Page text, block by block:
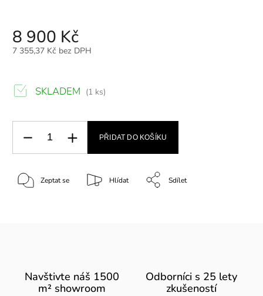
8 900 Kč
7 355,37 Kč bez DPH
SKLADEM (1 ks)
PŘIDAT DO KOŠÍKU
Zeptat se Hlídat Sdílet
Navštivte náš 1500
m² showroom
Odborníci s 25 lety
zkušeností